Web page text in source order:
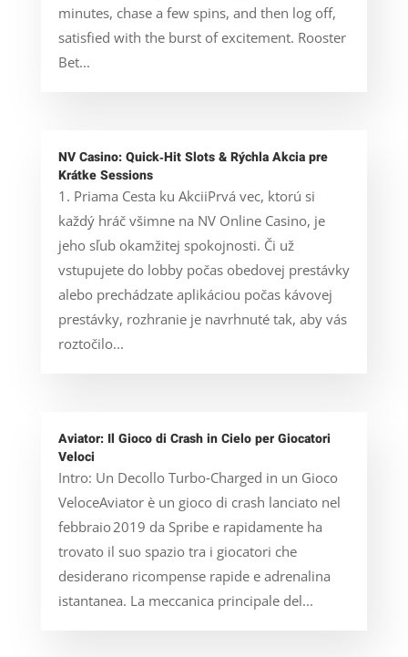
minutes, chase a few spins, and then log off,
satisfied with the burst of excitement. Rooster
Bet...
NV Casino: Quick‑Hit Slots & Rýchla Akcia pre
Krátke Sessions
1. Priama Cesta ku AkciiPrvá vec, ktorú si
každý hráč všimne na NV Online Casino, je
jeho sľub okamžitej spokojnosti. Či už
vstupujete do lobby počas obedovej prestávky
alebo prechádzate aplikáciou počas kávovej
prestávky, rozhranie je navrhnuté tak, aby vás
roztočilo...
Aviator: Il Gioco di Crash in Cielo per Giocatori
Veloci
Intro: Un Decollo Turbo‑Charged in un Gioco
VeloceAviator è un gioco di crash lanciato nel
febbraio 2019 da Spribe e rapidamente ha
trovato il suo spazio tra i giocatori che
desiderano ricompense rapide e adrenalina
istantanea. La meccanica principale del...